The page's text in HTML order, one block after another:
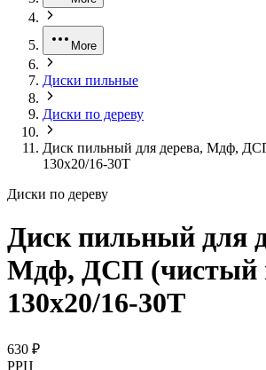
More
Диски пильные
Диски по дереву
Диск пильный для дерева, Мдф,
130x20/16-30Т
Диски по дереву
Диск пильный для
Мдф, ДСП (чистый
130x20/16-30Т
630 ₽
РРЦ